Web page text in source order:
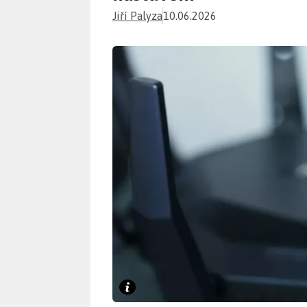
Jiří Palyza10.06.2026